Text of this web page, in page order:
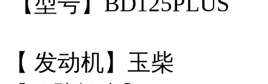
【 发动机】玉柴